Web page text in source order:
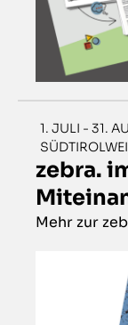
1. JULI - 31.
zebra.
Mehr zur